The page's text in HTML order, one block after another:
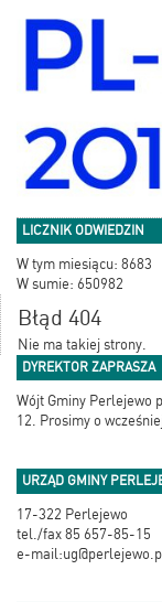
LICZNIK ODWIEDZIN
W tym miesiącu: 8683
W sumie: 650982
Błąd 404
Nie ma takiej strony.
DYREKTOR ZAPRASZA
Wójt Gminy Perlejewo
12. Prosimy o
URZĄD GMINY
17-322 Perlejewo
tel./fax 85 657-85-15
e-